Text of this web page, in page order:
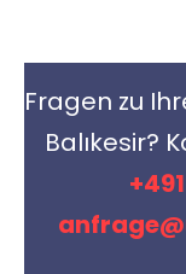
Fragen zu
Balıkesir?